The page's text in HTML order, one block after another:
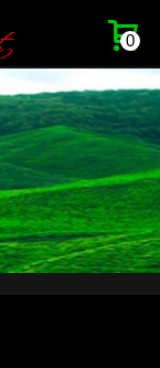
0